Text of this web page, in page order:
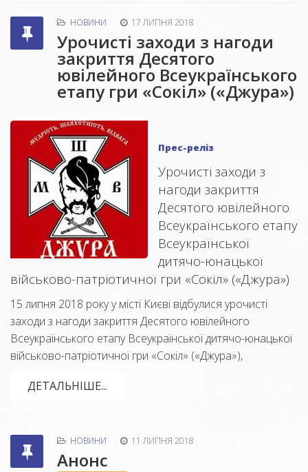
НОВИНИ 17 ЛИПНЯ 2018
Урочисті заходи з нагоди
закриття Десятого
ювілейного Всеукраїнського
етапу гри «Сокіл» («Джура»)
Прес-реліз
Урочисті заходи з
нагоди закриття
Десятого ювілейного
Всеукраїнського етапу
Всеукраїнської
дитячо-юнацької
військово-патріотичної гри «Сокіл» («Джура»)
15 липня 2018 року у місті Києві відбулися урочисті
заходи з нагоди закриття Десятого ювілейного
Всеукраїнського етапу Всеукраїнської дитячо-юнацької
військово-патріотичної гри «Сокіл» («Джура»),
ДЕТАЛЬНІШЕ...
НОВИНИ 11 ЛИПНЯ 2018
Анонс